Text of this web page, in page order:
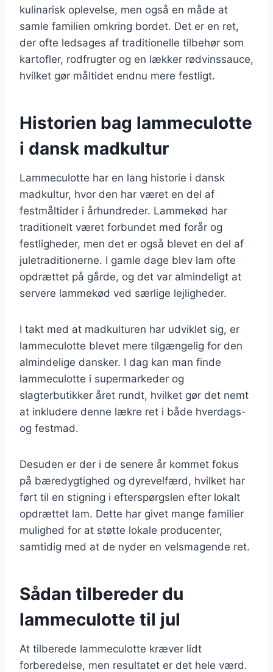
kulinarisk oplevelse, men også en måde at
samle familien omkring bordet. Det er en ret,
der ofte ledsages af traditionelle tilbehør som
kartofler, rodfrugter og en lækker rødvinssauce,
hvilket gør måltidet endnu mere festligt.
Historien bag lammeculotte
i dansk madkultur
Lammeculotte har en lang historie i dansk
madkultur, hvor den har været en del af
festmåltider i århundreder. Lammekød har
traditionelt været forbundet med forår og
festligheder, men det er også blevet en del af
juletraditionerne. I gamle dage blev lam ofte
opdrættet på gårde, og det var almindeligt at
servere lammekød ved særlige lejligheder.
I takt med at madkulturen har udviklet sig, er
lammeculotte blevet mere tilgængelig for den
almindelige dansker. I dag kan man finde
lammeculotte i supermarkeder og
slagterbutikker året rundt, hvilket gør det nemt
at inkludere denne lækre ret i både hverdags-
og festmad.
Desuden er der i de senere år kommet fokus
på bæredygtighed og dyrevelfærd, hvilket har
ført til en stigning i efterspørgslen efter lokalt
opdrættet lam. Dette har givet mange familier
mulighed for at støtte lokale producenter,
samtidig med at de nyder en velsmagende ret.
Sådan tilbereder du
lammeculotte til jul
At tilberede lammeculotte kræver lidt
forberedelse, men resultatet er det hele værd.